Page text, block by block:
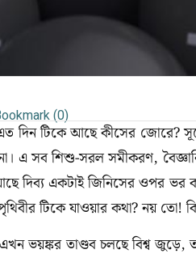
(0)
দিন টিকে আছে কীসের জোরে?
এ সব শিশু-সরল সমীকরণ,
দিব্য একটাই জিনিসের ওপর ভর
টিকে যাওয়ার কথা? নয় তো!
ভয়ঙ্কর তাণ্ডব চলছে বিশ্ব জুড়ে,